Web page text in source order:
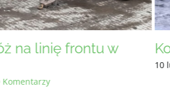
na wschód
8